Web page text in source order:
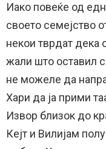
Иако повеќе од
своето семејство
некои тврдат дека
жали што оставил
не можеле да
Хари да ја прими
Извор близок до
Кејт и Вилијам